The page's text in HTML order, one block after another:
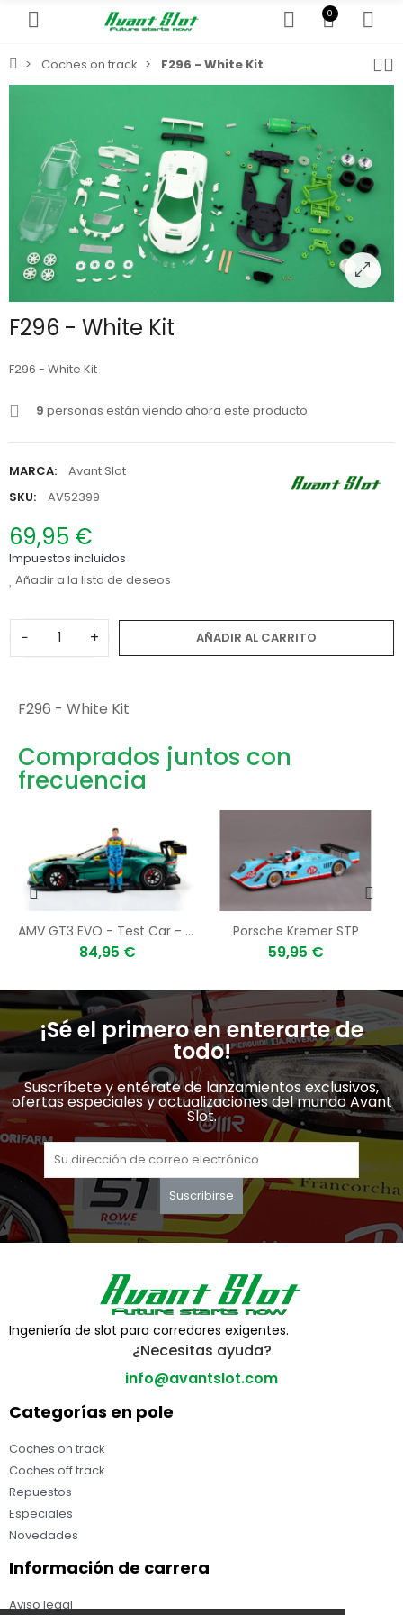
0
Coches on track F296 - White Kit
F296 - White Kit
F296 - White Kit
9 personas están viendo ahora este producto
MARCA:
Avant Slot
SKU:
AV52399
69,95 €
Impuestos incluidos
Añadir a la lista de deseos
− + AÑADIR AL CARRITO
F296 - White Kit
Comprados juntos con
frecuencia
AMV GT3 EVO - Test Car - Figure
84,95 €
Porsche Kremer STP
59,95 €
¡Sé el primero en enterarte de
todo!
Suscríbete y entérate de lanzamientos exclusivos,
ofertas especiales y actualizaciones del mundo Avant
Slot.
Suscribirse
Ingeniería de slot para corredores exigentes.
¿Necesitas ayuda?
info@avantslot.com
Categorías en pole
Coches on track
Coches off track
Repuestos
Especiales
Novedades
Información de carrera
Aviso legal